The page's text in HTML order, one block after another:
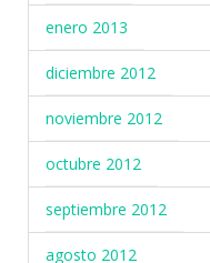
enero 2013
diciembre 2012
noviembre 2012
octubre 2012
septiembre 2012
agosto 2012